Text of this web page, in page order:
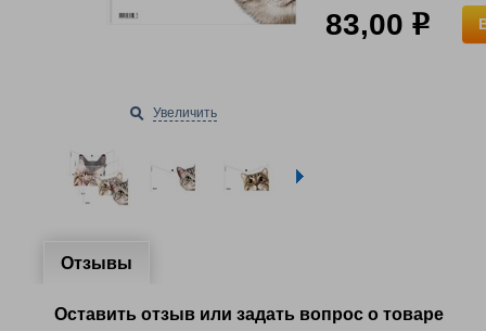
Увеличить
83,00 р
Отзывы
Оставить отзыв или задать вопрос о товаре